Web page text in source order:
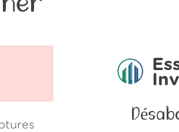
Spam Blocker
À propos de nous